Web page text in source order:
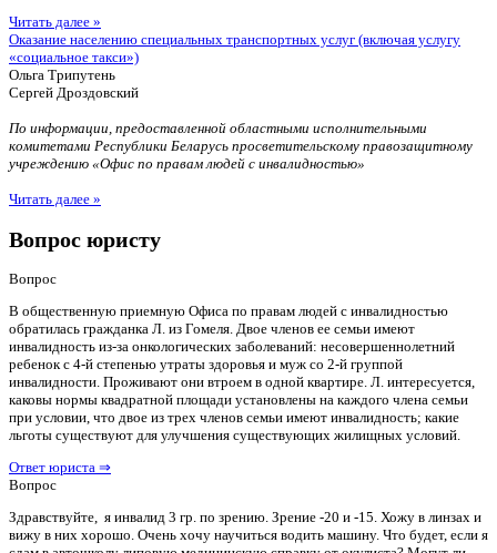
Читать далее »
Оказание населению специальных транспортных услуг (включая услугу
«социальное такси»)
Ольга Трипутень
Сергей Дроздовский
По информации, предоставленной областными исполнительными
комитетами Республики Беларусь просветительскому правозащитному
учреждению «Офис по правам людей с инвалидностью»
Читать далее »
Вопрос юристу
Вопрос
В общественную приемную Офиса по правам людей с инвалидностью
обратилась гражданка Л. из Гомеля. Двое членов ее семьи имеют
инвалидность из-за онкологических заболеваний: несовершеннолетний
ребенок с 4-й степенью утраты здоровья и муж со 2-й группой
инвалидности. Проживают они втроем в одной квартире. Л. интересуется,
каковы нормы квадратной площади установлены на каждого члена семьи
при условии, что двое из трех членов семьи имеют инвалидность; какие
льготы существуют для улучшения существующих жилищных условий.
Ответ юриста ⇒
Вопрос
Здравствуйте, я инвалид 3 гр. по зрению. Зрение -20 и -15. Хожу в линзах и
вижу в них хорошо. Очень хочу научиться водить машину. Что будет, если я